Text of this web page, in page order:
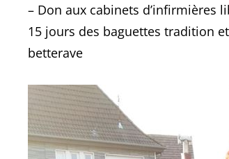
– Don aux cabinets d’infirmières
15 jours des baguettes tradition
betterave